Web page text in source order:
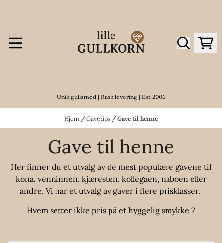
Unik gullsmed | Rask levering | Est 2006
Hjem / Gavetips / Gave til henne
Gave til henne
Her finner du et utvalg av de mest populære gavene til
kona, venninnen, kjæresten, kollegaen, naboen eller
andre. Vi har et utvalg av gaver i flere prisklasser.
Hvem setter ikke pris på et hyggelig smykke ?